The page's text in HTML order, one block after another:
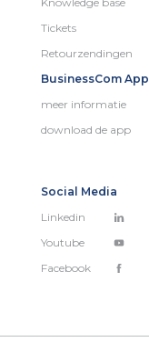
Tickets
Retourzendingen
BusinessCom App
meer informatie
download de app
Social Media
Linkedin
Youtube
Facebook